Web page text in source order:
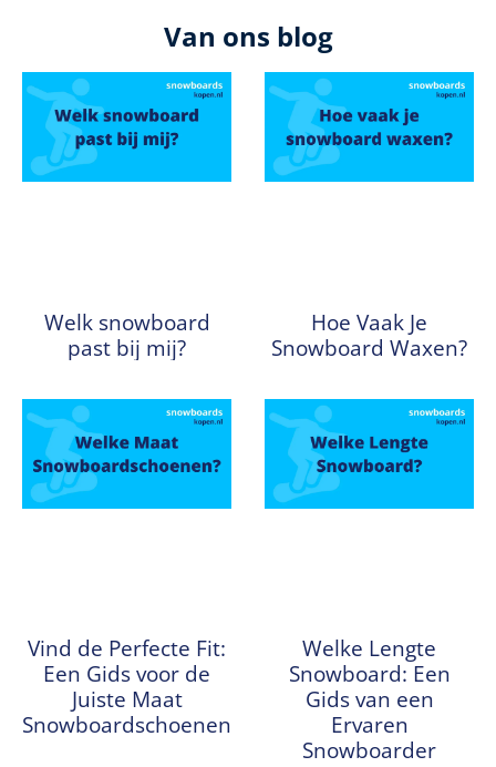
Van ons blog
Welk snowboard
past bij mij?
Hoe Vaak Je
Snowboard Waxen?
Vind de Perfecte Fit:
Een Gids voor de
Juiste Maat
Snowboardschoenen
Welke Lengte
Snowboard: Een
Gids van een
Ervaren
Snowboarder